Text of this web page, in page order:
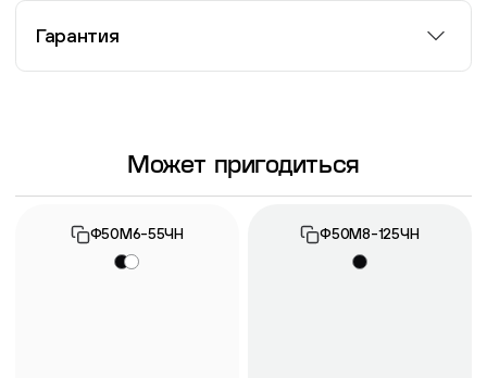
Гарантия
Информация о гарантии
Может пригодиться
Ф50М6-55ЧН Ф50М8-125ЧН